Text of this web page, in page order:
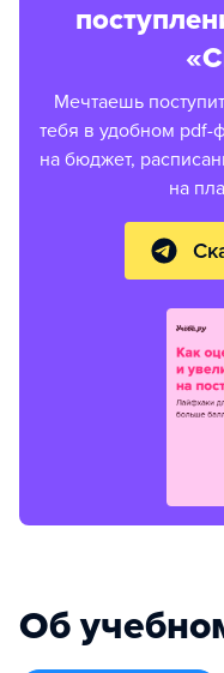
Мечтаешь
тебя в удобном pdf-
на бюджет,
на
Об